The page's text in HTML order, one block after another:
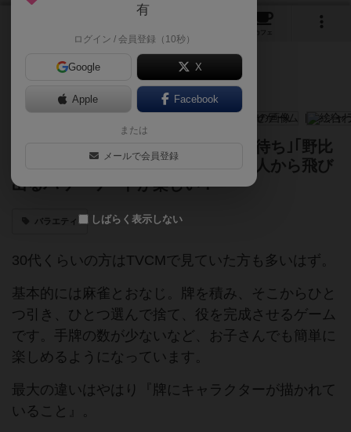
カフェ
麻雀入門用。だけど、｢スネ夫単騎待ち｣｢野比
家大三元｣など、麻雀をわかってる人から飛び
出るパワーワードが楽しい！
バラエティ
30代くらいの方はTVCMで見ていた方も多いはず。
基本的には麻雀とおなじ。牌を積み、そこからひと
つ引き、ひとつ選んで捨て、役を完成させるゲーム
です。手牌の数が少ないなど、お子さんでも簡単に
楽しめるようになっています。
最大の違いはやはり『牌にキャラクターが描かれて
いること』。
有
ログイン / 会員登録（10秒）
Google X
Apple Facebook
または
メールで会員登録
しばらく表示しない